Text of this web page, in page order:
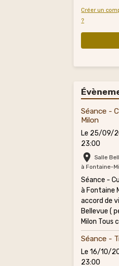
Créer un
?
Séance -
Milon
Le 25/09/
23:00
Salle
à Fontaine-
Séance -
à Fontaine
accord de
Bellevue (
Milon Tous
Séance -
Le 16/10/
23:00